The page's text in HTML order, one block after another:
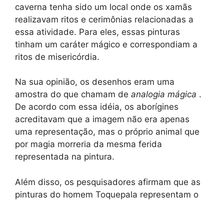
caverna tenha sido um local onde os xamãs
realizavam ritos e cerimônias relacionadas a
essa atividade. Para eles, essas pinturas
tinham um caráter mágico e correspondiam a
ritos de misericórdia.
Na sua opinião, os desenhos eram uma
amostra do que chamam de analogia mágica .
De acordo com essa idéia, os aborígines
acreditavam que a imagem não era apenas
uma representação, mas o próprio animal que
por magia morreria da mesma ferida
representada na pintura.
Além disso, os pesquisadores afirmam que as
pinturas do homem Toquepala representam o